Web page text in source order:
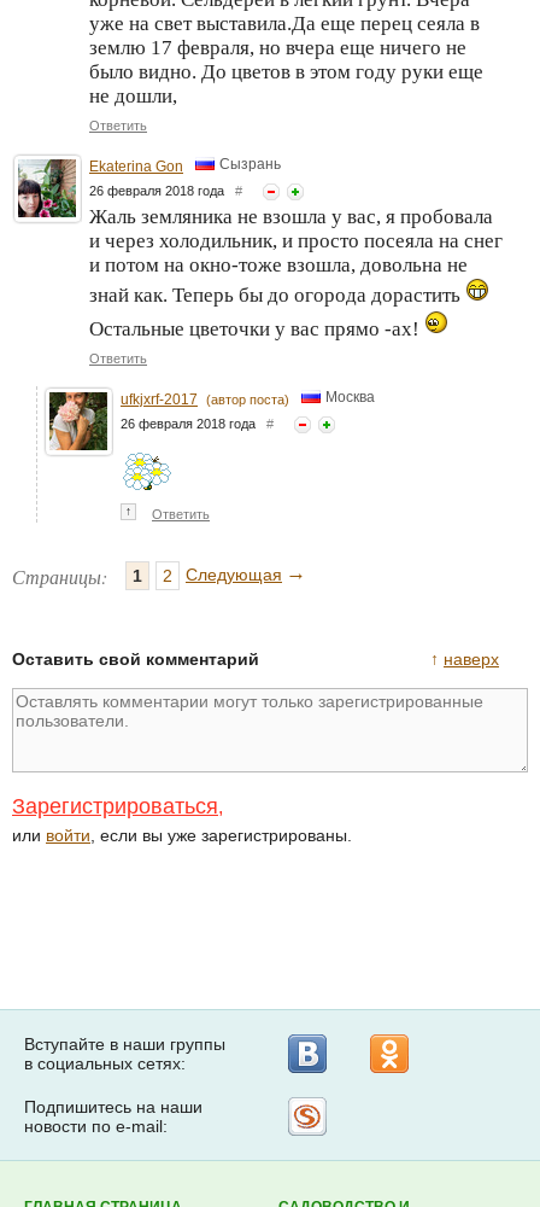
уже на свет выставила.Да еще перец сеяла в
землю 17 февраля, но вчера еще ничего не
было видно. До цветов в этом году руки еще
не дошли,
Ответить
Ekaterina Gon Сызрань
26 февраля 2018 года #
Жаль земляника не взошла у вас, я пробовала
и через холодильник, и просто посеяла на снег
и потом на окно-тоже взошла, довольна не
знай как. Теперь бы до огорода дорастить
Остальные цветочки у вас прямо -ах!
Ответить
ufkjxrf-2017 (автор поста) Москва
26 февраля 2018 года #
↑ Ответить
Страницы: 1 2 Следующая →
↑ наверх
Оставить свой комментарий
Зарегистрироваться,
или войти , если вы уже зарегистрированы.
Вступайте в наши группы
в социальных сетях:
Подпишитесь на наши
новости по e-mail: